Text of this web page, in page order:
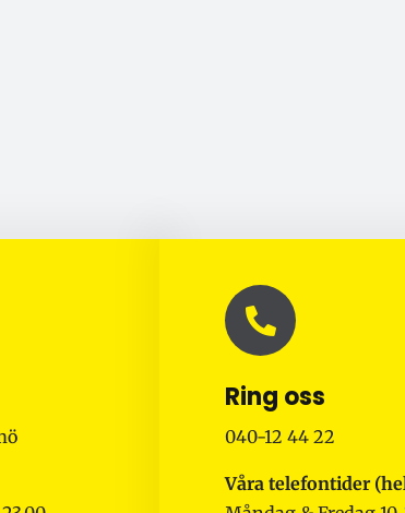
Ring oss
040-12 44 22
Våra telefontider